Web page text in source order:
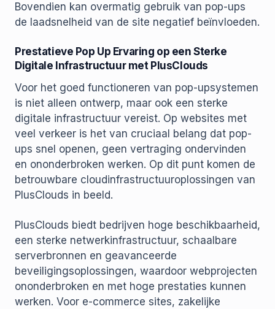
Bovendien kan overmatig gebruik van pop-ups
de laadsnelheid van de site negatief beïnvloeden.
Prestatieve Pop Up Ervaring op een Sterke
Digitale Infrastructuur met PlusClouds
Voor het goed functioneren van pop-upsystemen
is niet alleen ontwerp, maar ook een sterke
digitale infrastructuur vereist. Op websites met
veel verkeer is het van cruciaal belang dat pop-
ups snel openen, geen vertraging ondervinden
en ononderbroken werken. Op dit punt komen de
betrouwbare cloudinfrastructuuroplossingen van
PlusClouds in beeld.
PlusClouds biedt bedrijven hoge beschikbaarheid,
een sterke netwerkinfrastructuur, schaalbare
serverbronnen en geavanceerde
beveiligingsoplossingen, waardoor webprojecten
ononderbroken en met hoge prestaties kunnen
werken. Voor e-commerce sites, zakelijke